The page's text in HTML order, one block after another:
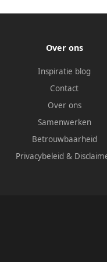
Over ons
Inspiratie blog
Contact
Over ons
Samenwerken
Betrouwbaarheid
Privacybeleid &